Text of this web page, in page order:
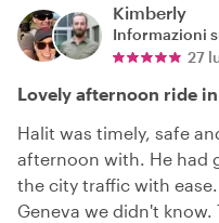
Kimberly
Informazioni
27
Lovely afternoon ride in
Halit was timely, safe
afternoon with. He had
the city traffic with
Geneva we didn't know.